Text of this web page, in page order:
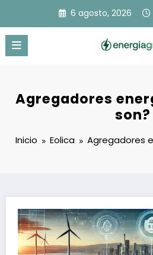
contenido
6 agosto, 2026
Agregadores
son?
Inicio Eolica Agregadores